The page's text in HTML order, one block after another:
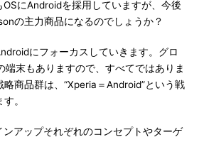
にAndroidを採用していますが、今後
の主力商品になるのでしょうか？
にフォーカスしていきます。グロ
端末もありますので、すべてではありま
商品群は、“Xperia＝Android”という戦
。
アップそれぞれのコンセプトやターゲ